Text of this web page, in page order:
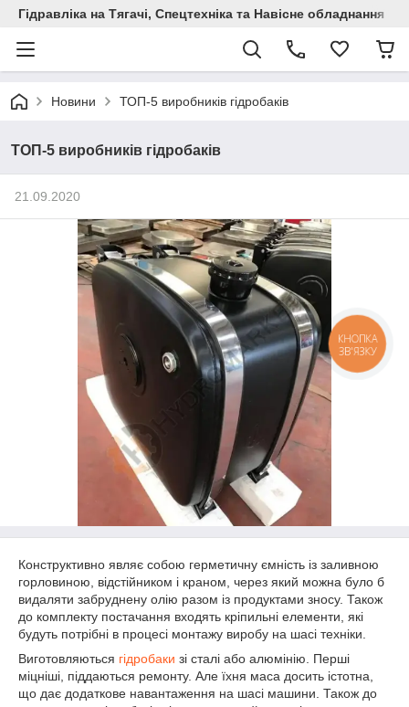
Гідравліка на Тягачі, Спецтехніка та Навісне обладнання
Новини ТОП-5 виробників гідробаків
ТОП-5 виробників гідробаків
21.09.2020
Конструктивно являє собою герметичну ємність із заливною
горловиною, відстійником і краном, через який можна було б
видаляти забруднену олію разом із продуктами зносу. Також
до комплекту постачання входять кріпильні елементи, які
будуть потрібні в процесі монтажу виробу на шасі техніки.
Виготовляються гідробаки зі сталі або алюмінію. Перші
міцніші, піддаються ремонту. Але їхня маса досить істотна,
що дає додаткове навантаження на шасі машини. Також до
КНОПКА
ЗВ'ЯЗКУ